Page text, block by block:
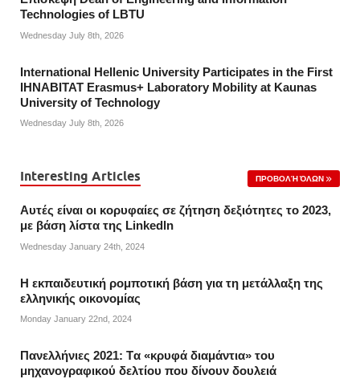
Technologies of LBTU
Wednesday July 8th, 2026
International Hellenic University Participates in the First
IHNABITAT Erasmus+ Laboratory Mobility at Kaunas
University of Technology
Wednesday July 8th, 2026
Interesting Articles ΠΡΟΒΟΛΉ ΌΛΩΝ
Αυτές είναι οι κορυφαίες σε ζήτηση δεξιότητες το 2023,
με βάση λίστα της Linkedln
Wednesday January 24th, 2024
Η εκπαιδευτική ρομποτική βάση για τη μετάλλαξη της
ελληνικής οικονομίας
Monday January 22nd, 2024
Πανελλήνιες 2021: Tα «κρυφά διαμάντια» του
μηχανογραφικού δελτίου που δίνουν δουλειά